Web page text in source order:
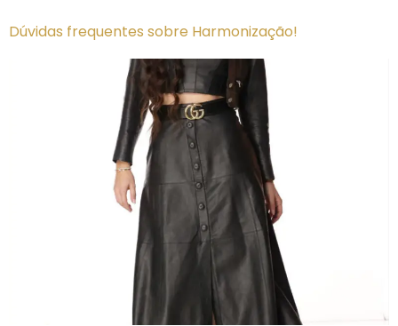
Dúvidas frequentes sobre Harmonização!